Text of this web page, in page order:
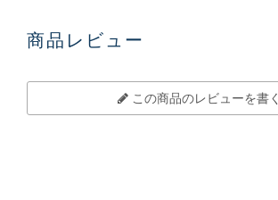
商品レビュー
この商品のレビューを書く